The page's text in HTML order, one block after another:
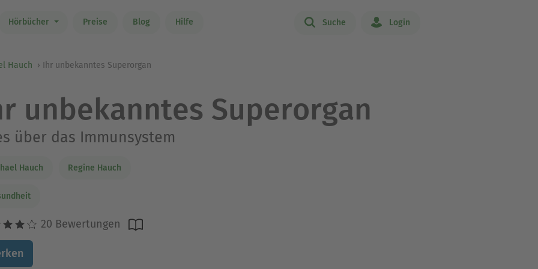
Hörbücher Preise Blog Hilfe Suche Login
Hauch Ihr unbekanntes Superorgan
unbekanntes Superorgan
über das Immunsystem
Hauch Regine Hauch
20 Bewertungen